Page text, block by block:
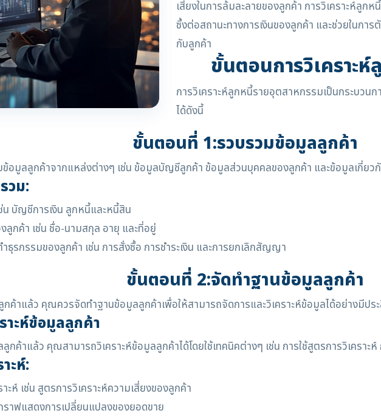
เสี่ยงในการล้มละลายของลูกค้า การวิเคราะห์ลู
ซึ้งต่อสถานะทางการเงินของลูกค้า และช่วยในกา
กับลูกค้า
ขั้นตอนการวิเคราะ
การวิเคราะห์ลูกหนี้รายอุตสาหกรรมเป็นกระบว
ได้ดังนี้
ขั้นตอนที่ 1:รวบรวมข้อมูลลูกค้า
อมูลลูกค้าจากแหล่งต่างๆ เช่น ข้อมูลบัญชีลูกค้า ข้อมูลส่วนบุคคลของลูกค้า และข้อมูลเกี่ยว
วม:
บัญชีการเงิน ลูกหนี้และหนี้สิน
กค้า เช่น ชื่อ-นามสกุล อายุ และที่อยู่
ธุรกรรมของลูกค้า เช่น การสั่งซื้อ การชำระเงิน และการยกเลิกสัญญา
ขั้นตอนที่ 2:จัดทำฐานข้อมูลลูกค้า
ค้าแล้ว คุณควรจัดทำฐานข้อมูลลูกค้าเพื่อให้สามารถจัดการและวิเคราะห์ข้อมูลได้อย่างมีปร
ะห์ข้อมูลลูกค้า
ค้าแล้ว คุณสามารถวิเคราะห์ข้อมูลลูกค้าได้โดยใช้เทคนิคต่างๆ เช่น การใช้สูตรการวิเคราะ
ะห์:
ะห์ เช่น สูตรการวิเคราะห์ความเสี่ยงของลูกค้า
ราฟแสดงการเปลี่ยนแปลงของยอดขาย